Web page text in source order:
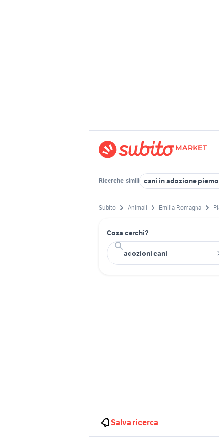
Ricerche simili cani in adozione
Subito Animali Emilia-Romagna
Cosa cerchi?
Salva ricerca